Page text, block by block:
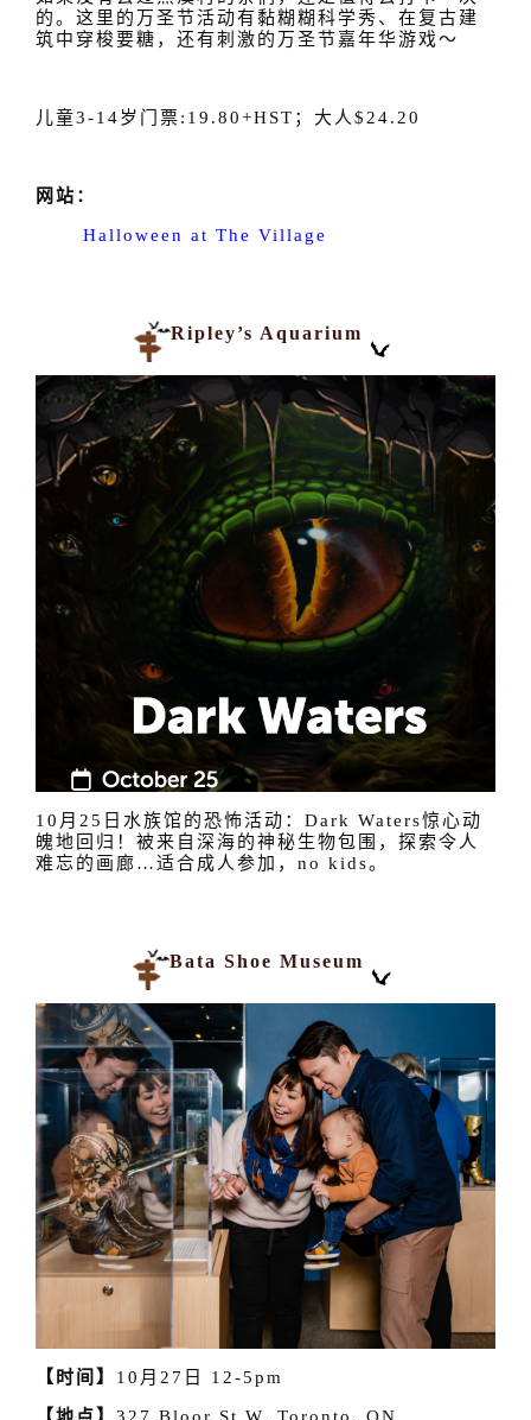
的。这里的万圣节活动有黏糊糊科学秀、在复古建
筑中穿梭要糖，还有刺激的万圣节嘉年华游戏～
儿童3-14岁门票:19.80+HST；大人$24.20
网站：
Halloween at The Village
Ripley’s Aquarium
10月25日水族馆的恐怖活动：Dark Waters惊心动
魄地回归！被来自深海的神秘生物包围，探索令人
难忘的画廊…适合成人参加，no kids。
Bata Shoe Museum
【时间】 10月27日 12-5pm
【地点】327 Bloor St W, Toronto, ON